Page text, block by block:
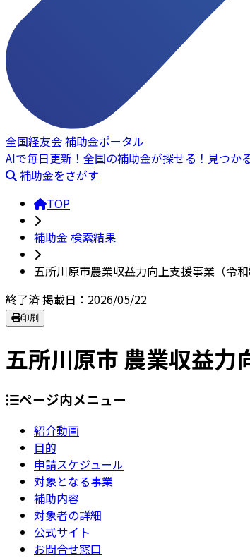
全国経友会 補助金ポータル
AIで毎日更新！全国の補助金が探せる！見つか
補助金をさがす
TOP
補助金 検索結果
五所川原市農業収益力向上支援事業（令和
終了済掲載日：2026/05/22
印刷
五所川原市 農業収益力
ページ内メニュー
紹介動画
目的
申請スケジュール
対象となる事業
補助内容
対象者の詳細
公式サイト
お問合せ窓口